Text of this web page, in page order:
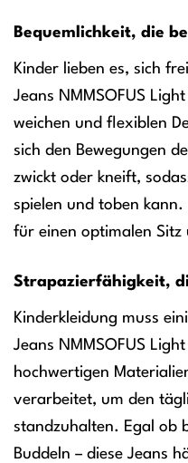
Bequemlichkeit, die
Kinder lieben es, sich
Jeans NMMSOFUS
weichen und flexiblen
sich den Bewegungen
zwickt oder kneift,
spielen und toben
für einen optimalen Sitz
Strapazierfähigkeit,
Kinderkleidung muss
Jeans NMMSOFUS
hochwertigen
verarbeitet, um den
standzuhalten. Egal ob
Buddeln – diese Jeans